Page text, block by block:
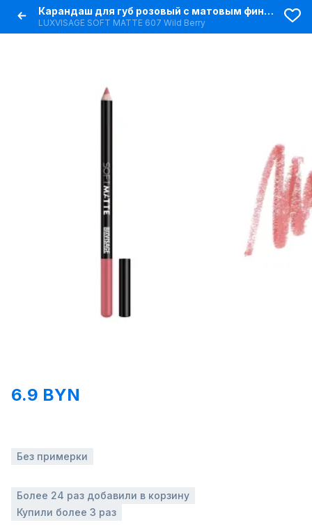
Карандаш для губ розовый с матовым финишем и хорошей растушёвкой
LUXVISAGE SOFT MATTE 607 Wild Berry
6.9 BYN
Без примерки
Более 24 раз добавили в корзину
Купили более 3 раз